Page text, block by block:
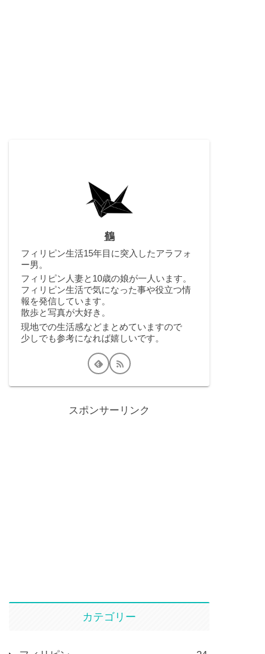
鶴
フィリピン生活15年目に突入したアラフォ
ー男。
フィリピン人妻と10歳の娘が一人います。
フィリピン生活で気になった事や役立つ情
報を発信しています。
散歩と写真が大好き。
現地での生活感などまとめていますので
少しでも参考になれば嬉しいです。
スポンサーリンク
カテゴリー